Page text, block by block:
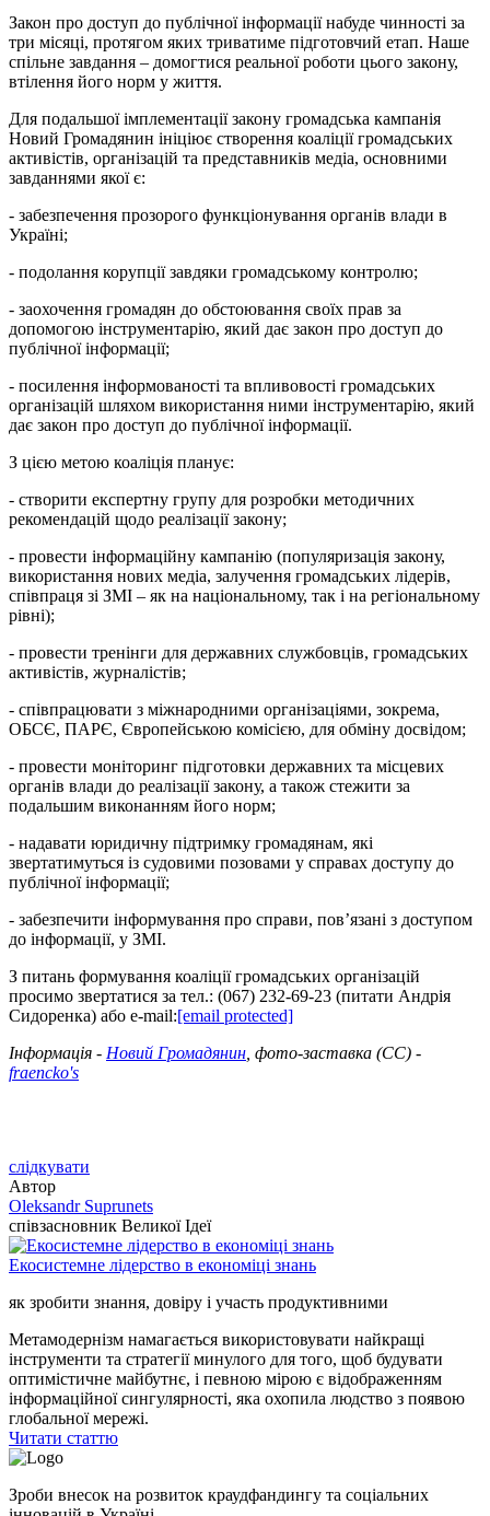
Закон про доступ до публічної інформації набуде чинності за
три місяці, протягом яких триватиме підготовчий етап. Наше
спільне завдання – домогтися реальної роботи цього закону,
втілення його норм у життя.
Для подальшої імплементації закону громадська кампанія
Новий Громадянин ініціює створення коаліції громадських
активістів, організацій та представників медіа, основними
завданнями якої є:
- забезпечення прозорого функціонування органів влади в
Україні;
- подолання корупції завдяки громадському контролю;
- заохочення громадян до обстоювання своїх прав за
допомогою інструментарію, який дає закон про доступ до
публічної інформації;
- посилення інформованості та впливовості громадських
організацій шляхом використання ними інструментарію, який
дає закон про доступ до публічної інформації.
З цією метою коаліція планує:
- створити експертну групу для розробки методичних
рекомендацій щодо реалізації закону;
- провести інформаційну кампанію (популяризація закону,
використання нових медіа, залучення громадських лідерів,
співпраця зі ЗМІ – як на національному, так і на регіональному
рівні);
- провести тренінги для державних службовців, громадських
активістів, журналістів;
- співпрацювати з міжнародними організаціями, зокрема,
ОБСЄ, ПАРЄ, Європейською комісією, для обміну досвідом;
- провести моніторинг підготовки державних та місцевих
органів влади до реалізації закону, а також стежити за
подальшим виконанням його норм;
- надавати юридичну підтримку громадянам, які
звертатимуться із судовими позовами у справах доступу до
публічної інформації;
- забезпечити інформування про справи, пов’язані з доступом
до інформації, у ЗМІ.
З питань формування коаліції громадських організацій
просимо звертатися за тел.: (067) 232-69-23 (питати Андрія
Сидоренка) або e-mail:[email protected]
Інформація - Новий Громадянин , фото-заставка (СС) -
fraencko's
слідкувати
Автор
Oleksandr Suprunets
співзасновник Великої Ідеї
Екосистемне лідерство в економіці знань
як зробити знання, довіру і участь продуктивними
Метамодернізм намагається використовувати найкращі
інструменти та стратегії минулого для того, щоб будувати
оптимістичне майбутнє, і певною мірою є відображенням
інформаційної сингулярності, яка охопила людство з появою
глобальної мережі.
Читати статтю
Зроби внесок на розвиток краудфандингу та соціальних